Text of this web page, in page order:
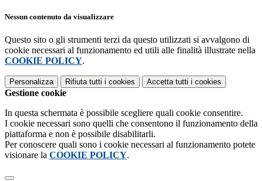
Nessun contenuto da visualizzare
Questo sito o gli strumenti terzi da questo utilizzati si avvalgono di
cookie necessari al funzionamento ed utili alle finalità illustrate nella
COOKIE POLICY.
Personalizza Rifiuta tutti i cookies Accetta tutti i cookies
Gestione cookie
In questa schermata è possibile scegliere quali cookie consentire.
I cookie necessari sono quelli che consentono il funzionamento della
piattaforma e non è possibile disabilitarli.
Per conoscere quali sono i cookie necessari al funzionamento potete
visionare la COOKIE POLICY.